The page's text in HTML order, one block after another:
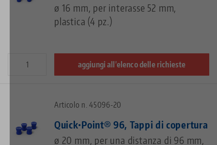
ø 16 mm, per interasse 52 mm,
plastica (4 pz.)
aggiungi all'elenco delle richieste
Articolo n. 45096-20
Quick•Point® 96, Tappi di copertura
ø 20 mm, per una distanza di 96 mm,